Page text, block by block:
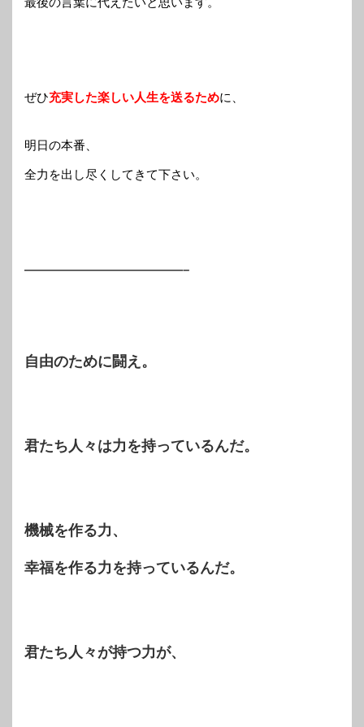
ぜひ充実した楽しい人生を送るために、
明日の本番、
全力を出し尽くしてきて下さい。
—————————————–
自由のために闘え。
君たち人々は力を持っているんだ。
機械を作る力、
幸福を作る力を持っているんだ。
君たち人々が持つ力が、